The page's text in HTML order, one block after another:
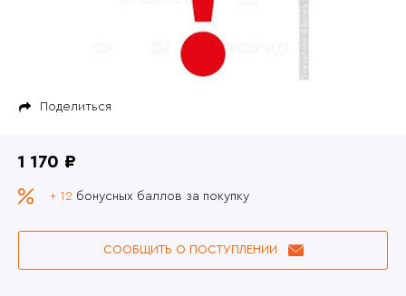
Поделиться
1 170 ₽
+ 12 бонусных баллов за покупку
СООБЩИТЬ О ПОСТУПЛЕНИИ